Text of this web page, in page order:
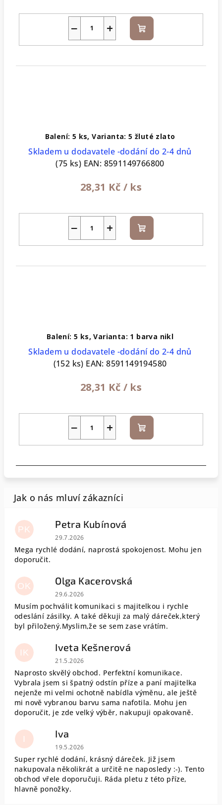
+
− Do
košíku
Balení: 5 ks, Varianta: 5 žluté zlato
Skladem u dodavatele -dodání do 2-4 dnů
(75 ks) EAN: 8591149766800
28,31 Kč / ks
+
− Do
košíku
Balení: 5 ks, Varianta: 1 barva nikl
Skladem u dodavatele -dodání do 2-4 dnů
(152 ks) EAN: 8591149194580
28,31 Kč / ks
+
− Do
košíku
PK Petra Kubínová
Hodnocení obchodu je 5 z 5 hvězdiček.
29.7.2026
Mega rychlé dodání, naprostá spokojenost. Mohu jen
doporučit.
OK Olga Kacerovská
Hodnocení obchodu je 5 z 5 hvězdiček.
29.6.2026
Musím pochválit komunikaci s majitelkou i rychle
odeslání zásilky. A také děkuji za malý dáreček,který
byl přiložený.Myslim,že se sem zase vrátím.
IK Iveta Kešnerová
Hodnocení obchodu je 5 z 5 hvězdiček.
21.5.2026
Naprosto skvělý obchod. Perfektní komunikace.
Vybrala jsem si špatný odstín příze a paní majitelka
nejenže mi velmi ochotně nabídla výměnu, ale ještě
mi nově vybranou barvu sama nafotila. Mohu jen
doporučit, je zde velký výběr, nakupuji opakovaně.
I Iva
Hodnocení obchodu je 5 z 5 hvězdiček.
19.5.2026
Super rychlé dodání, krásný dáreček. Již jsem
nakupovala několikrát a určitě ne naposledy :-). Tento
obchod vřele doporučuji. Ráda pletu z této příze,
hlavně ponožky.